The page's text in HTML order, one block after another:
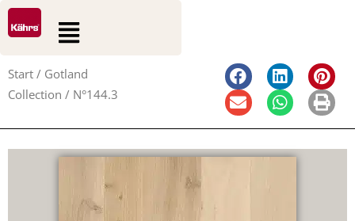
Zum
Inhalt
Suche
Flyout
Menu
Start / Gotland
Collection / N°144.3